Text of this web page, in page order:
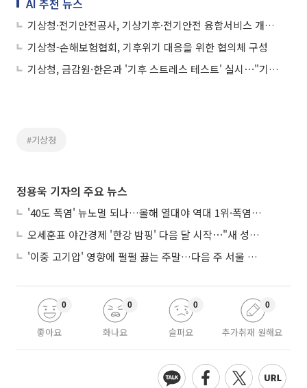
기상청·전기안전공사, 기상기후·전기안전 융합서비스 개발 '맞손'
기상청-손해보험협회, 기후위기 대응을 위한 협의체 구성
기상청, 금감원·한은과 '기후 스트레스 테스트' 실시⋯"기후 위기 선제 대응”
#기상청
정용욱 기자의 주요 뉴스
'40도 폭염' 뉴노멀 되나…올해 열대야 역대 1위·폭염일수 평년 3배 넘어
오세훈표 야간경제 '한강 밤핑' 다음 달 시작⋯"새 성장동력 만들 것"
'이중 고기압' 영향에 펄펄 끓는 주말…다음 주 서울 포함 서쪽이 더 덥다
좋아요
0
화나요
0
슬퍼요
0
추가취재 원해요
0